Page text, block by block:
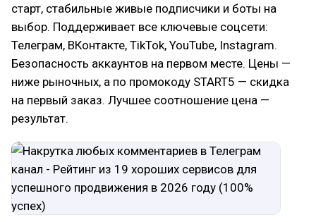
старт, стабильные живые подписчики и боты на
выбор. Поддерживает все ключевые соцсети:
Телеграм, ВКонтакте, TikTok, YouTube, Instagram.
Безопасность аккаунтов на первом месте. Цены —
ниже рыночных, а по промокоду START5 — скидка
на первый заказ. Лучшее соотношение цена —
результат.